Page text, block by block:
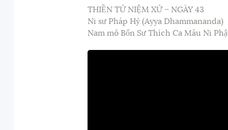
THIỀN TỨ NIỆM XỨ – NGÀY 43
Ni sư Pháp Hỷ (Ayya Dhammananda)
Nam mô Bổn Sư Thích Ca Mâu Ni